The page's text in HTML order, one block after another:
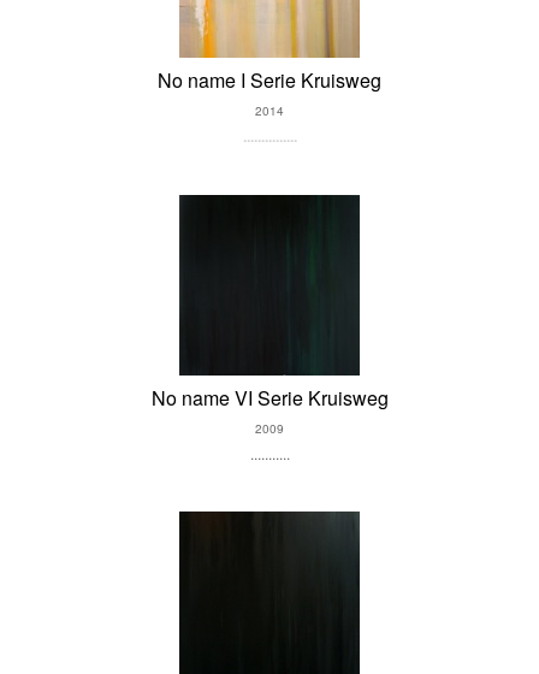
No name I Serie Kruisweg
2014
...............
No name VI Serie Kruisweg
2009
...........